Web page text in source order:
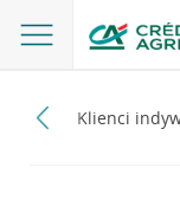
Klienci